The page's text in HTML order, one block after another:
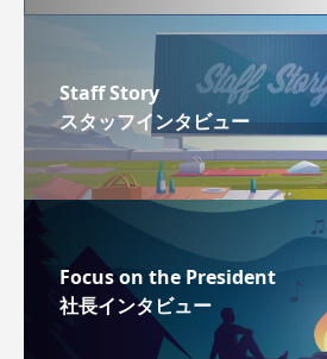
Staff Story
スタッフインタビュー
Focus on the President
社長インタビュー